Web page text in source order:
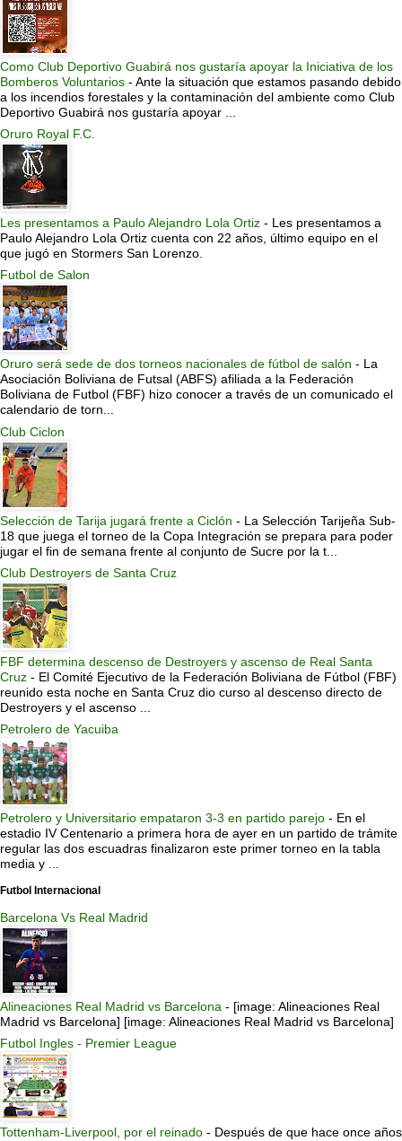
Como Club Deportivo Guabirá nos gustaría apoyar la Iniciativa de los
Bomberos Voluntarios - Ante la situación que estamos pasando debido
a los incendios forestales y la contaminación del ambiente como Club
Deportivo Guabirá nos gustaría apoyar ...
Oruro Royal F.C.
Les presentamos a Paulo Alejandro Lola Ortiz - Les presentamos a
Paulo Alejandro Lola Ortiz cuenta con 22 años, último equipo en el
que jugó en Stormers San Lorenzo.
Futbol de Salon
Oruro será sede de dos torneos nacionales de fútbol de salón - La
Asociación Boliviana de Futsal (ABFS) afiliada a la Federación
Boliviana de Futbol (FBF) hizo conocer a través de un comunicado el
calendario de torn...
Club Ciclon
Selección de Tarija jugará frente a Ciclón - La Selección Tarijeña Sub-
18 que juega el torneo de la Copa Integración se prepara para poder
jugar el fin de semana frente al conjunto de Sucre por la t...
Club Destroyers de Santa Cruz
FBF determina descenso de Destroyers y ascenso de Real Santa
Cruz - El Comité Ejecutivo de la Federación Boliviana de Fútbol (FBF)
reunido esta noche en Santa Cruz dio curso al descenso directo de
Destroyers y el ascenso ...
Petrolero de Yacuiba
Petrolero y Universitario empataron 3-3 en partido parejo - En el
estadio IV Centenario a primera hora de ayer en un partido de trámite
regular las dos escuadras finalizaron este primer torneo en la tabla
media y ...
Futbol Internacional
Barcelona Vs Real Madrid
Alineaciones Real Madrid vs Barcelona - [image: Alineaciones Real
Madrid vs Barcelona] [image: Alineaciones Real Madrid vs Barcelona]
Futbol Ingles - Premier League
Tottenham-Liverpool, por el reinado - Después de que hace once años